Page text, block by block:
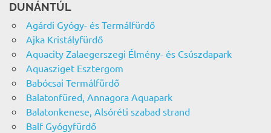
DUNÁNTÚL
Agárdi Gyógy- és Termálfürdő
Ajka Kristályfürdő
Aquacity Zalaegerszegi Élmény- és Csúszdapark
Aquasziget Esztergom
Babócsai Termálfürdő
Balatonfüred, Annagora Aquapark
Balatonkenese, Alsóréti szabad strand
Balf Gyógyfürdő